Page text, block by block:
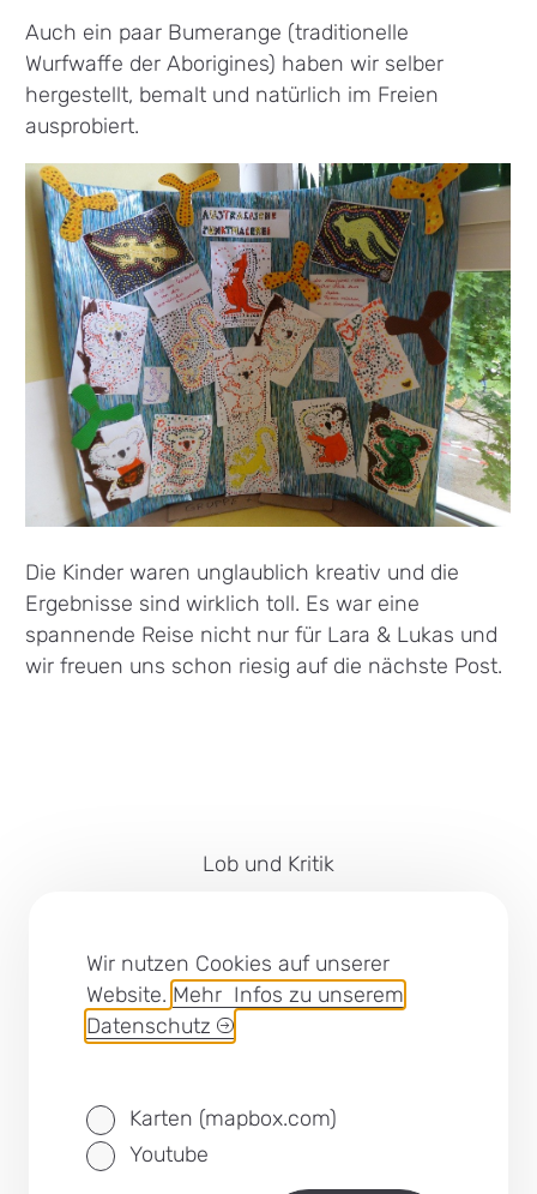
Wir nutzen Cookies auf unserer
Website. Mehr Infos zu unserem
Datenschutz
Karten (mapbox.com)
Youtube
Auch ein paar Bumerange (traditionelle
Wurfwaffe der Aborigines) haben wir selber
hergestellt, bemalt und natürlich im Freien
ausprobiert.
Die Kinder waren unglaublich kreativ und die
Ergebnisse sind wirklich toll. Es war eine
spannende Reise nicht nur für Lara & Lukas und
wir freuen uns schon riesig auf die nächste Post.
Lob und Kritik
Barrierefreiheit
Cookies
SEB Leipzig bei Facebook